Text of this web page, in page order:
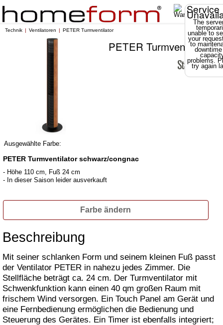
Service
The
unable to
your
to
problems.
try again
Technik Ventilatoren PETER Turmventilator
PETER Turmventilator
Ausgewählte Farbe:
PETER Turmventilator schwarz/congnac
- Höhe 110 cm, Fuß 24 cm
- In dieser Saison leider ausverkauft
Farbe ändern
Beschreibung
Mit seiner schlanken Form und seinem kleinen Fuß passt
der Ventilator PETER in nahezu jedes Zimmer. Die
Stellfläche beträgt ca. 24 cm. Der Turmventilator mit
Schwenkfunktion kann einen 40 qm großen Raum mit
frischem Wind versorgen. Ein Touch Panel am Gerät und
eine Fernbedienung ermöglichen die Bedienung und
Steuerung des Gerätes. Ein Timer ist ebenfalls integriert;